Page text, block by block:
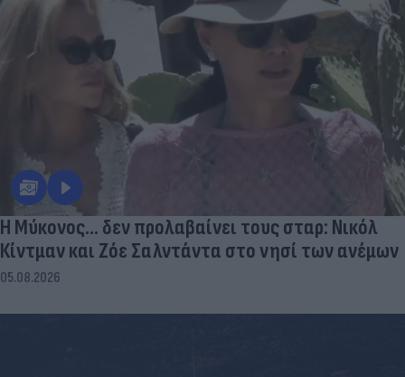
Η Μύκονος... δεν προλαβαίνει τους σταρ: Νικόλ
Κίντμαν και Ζόε Σαλντάντα στο νησί των ανέμων
05.08.2026